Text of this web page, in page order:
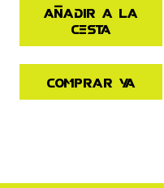
Añadir a la
cesta
Comprar ya